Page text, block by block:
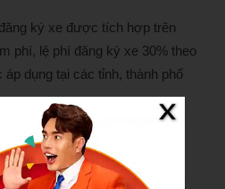
ký xe được tích hợp trên
phí, lệ phí đăng ký xe 30% theo
dụng tại các tỉnh, thành phố
quyet-dinh-giam-30-le-phi-